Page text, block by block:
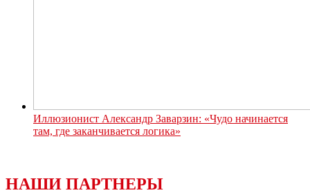
Иллюзионист Александр Заварзин: «Чудо начинается
там, где заканчивается логика»
НАШИ ПАРТНЕРЫ